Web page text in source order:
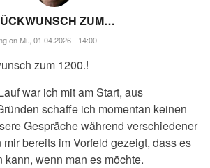
ZUM…
on Mi., 01.04.2026 - 14:00
zum 1200.!
war ich mit am Start, aus
schaffe ich momentan keinen
Gespräche während verschiedener
bereits im Vorfeld gezeigt, dass es
kann, wenn man es möchte.